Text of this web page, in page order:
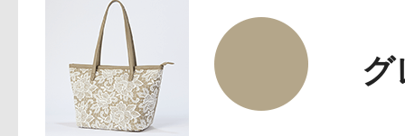
プリマモイスト
グ